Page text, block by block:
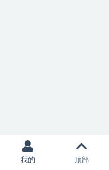
我的 顶部